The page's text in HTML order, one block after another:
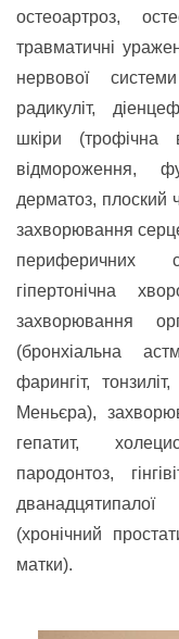
остеоартроз,
травматичні
нервової
радикуліт,
шкіри (трофічна
відмороження,
дерматоз, плоский
захворювання
периферичних
гіпертонічна
захворювання
(бронхіальна
фарингіт,
Меньєра),
гепатит,
пародонтоз,
(хронічний
матки).